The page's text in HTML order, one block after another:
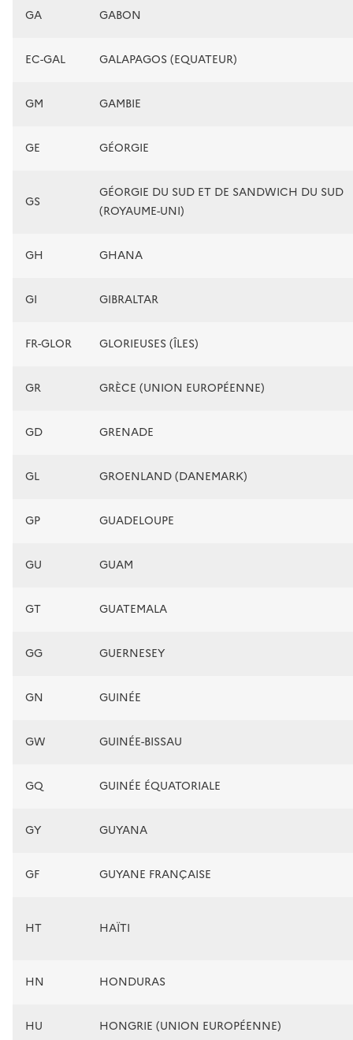
GA GABON
EC-GAL GALAPAGOS (EQUATEUR)
GM GAMBIE
GE GÉORGIE
GS
GÉORGIE DU SUD ET DE SANDWICH DU SUD
(ROYAUME-UNI)
GH GHANA
GI GIBRALTAR
FR-GLOR GLORIEUSES (ÎLES)
GR GRÈCE (UNION EUROPÉENNE)
GD GRENADE
GL GROENLAND (DANEMARK)
GP GUADELOUPE
GU GUAM
GT GUATEMALA
GG GUERNESEY
GN GUINÉE
GW GUINÉE-BISSAU
GQ GUINÉE ÉQUATORIALE
GY GUYANA
GF GUYANE FRANÇAISE
HT HAÏTI
HN HONDURAS
HU HONGRIE (UNION EUROPÉENNE)